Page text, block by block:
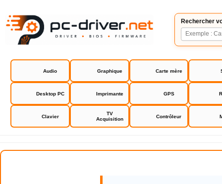
Rechercher
Audio Graphique Carte mère
Desktop PC Imprimante GPS
Clavier
TV
Acquisition
Contrôleur
Canon imageFormula P-208II